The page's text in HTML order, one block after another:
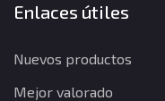
Enlaces útiles
Nuevos productos
Mejor valorado